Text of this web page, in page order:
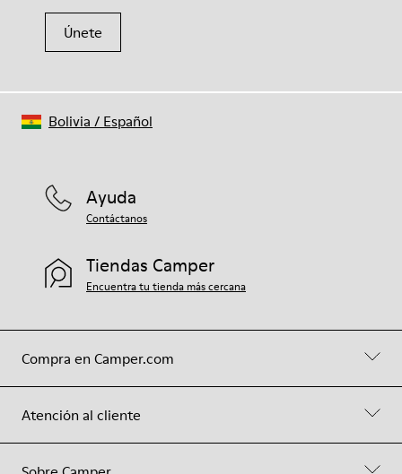
Únete
Compra en Camper.com
Atención al cliente
Ayuda
Contáctanos
Tiendas Camper
Encuentra tu tienda más cercana
Bolivia / Español